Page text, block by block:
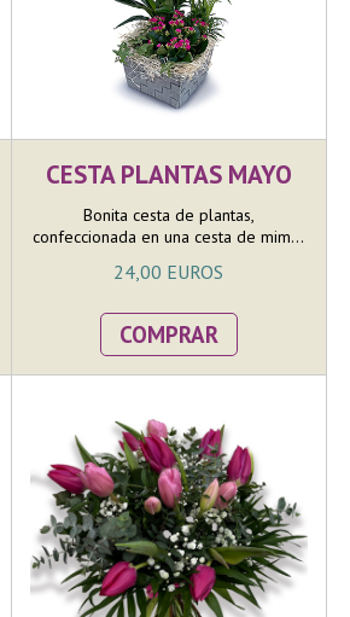
CESTA PLANTAS MAYO
Bonita cesta de plantas,
confeccionada en una cesta de mim...
24,00 EUROS
COMPRAR